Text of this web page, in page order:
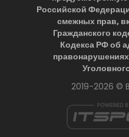
Российской
смежных прав,
Гражданского
Кодекса РФ об
2019-2026 ©